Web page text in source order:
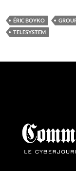
ÉRIC BOYKO
TELESYSTEM